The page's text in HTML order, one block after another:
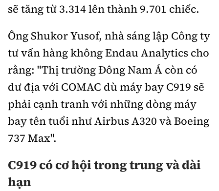
sẽ tăng từ 3.314 lên thành 9.701 chiếc.
Ông Shukor Yusof, nhà sáng lập Công ty
tư vấn hàng không Endau Analytics cho
rằng: "Thị trường Đông Nam Á còn có
dư địa với COMAC dù máy bay C919 sẽ
phải cạnh tranh với những dòng máy
bay tên tuổi như Airbus A320 và Boeing
737 Max".
C919 có cơ hội trong trung và dài
hạn